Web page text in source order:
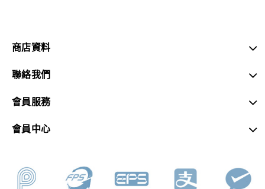
商店資料
聯絡我們
會員服務
會員中心